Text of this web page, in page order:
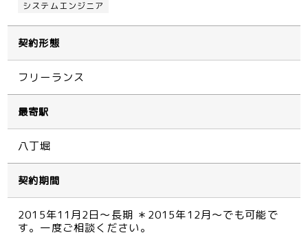
システムエンジニア
契約形態
フリーランス
最寄駅
八丁堀
契約期間
2015年11月2日～長期 ＊2015年12月～でも可能で
す。一度ご相談ください。